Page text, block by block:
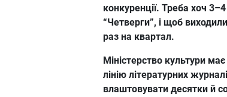
конкуренції. Треба хоч
“Четверги”, і щоб
раз на квартал.
Міністерство культури
лінію літературних
влаштовувати десятки й